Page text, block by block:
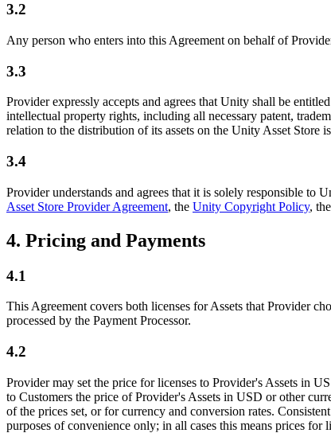
3.2
Any person who enters into this Agreement on behalf of
3.3
Provider expressly accepts and agrees that Unity shall be
intellectual property rights, including all necessary patent,
relation to the distribution of its assets on the Unity Asset Store
3.4
Provider understands and agrees that it is solely responsible to
Asset Store Provider Agreement, the Unity Copyright Policy, the
4. Pricing and Payments
4.1
This Agreement covers both licenses for Assets that Provider
processed by the Payment Processor.
4.2
Provider may set the price for licenses to Provider's Assets in
to Customers the price of Provider's Assets in USD or other
of the prices set, or for currency and conversion rates.
purposes of convenience only; in all cases this means prices for